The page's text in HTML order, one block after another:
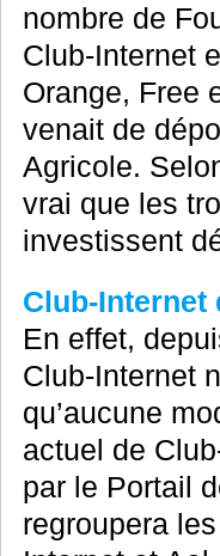
nombre de
Club-Internet
Orange, Free
venait de
Agricole.
vrai que les
investissent
Club-Internet
En effet,
Club-Internet
qu’aucune
actuel de
par le Portail
regroupera